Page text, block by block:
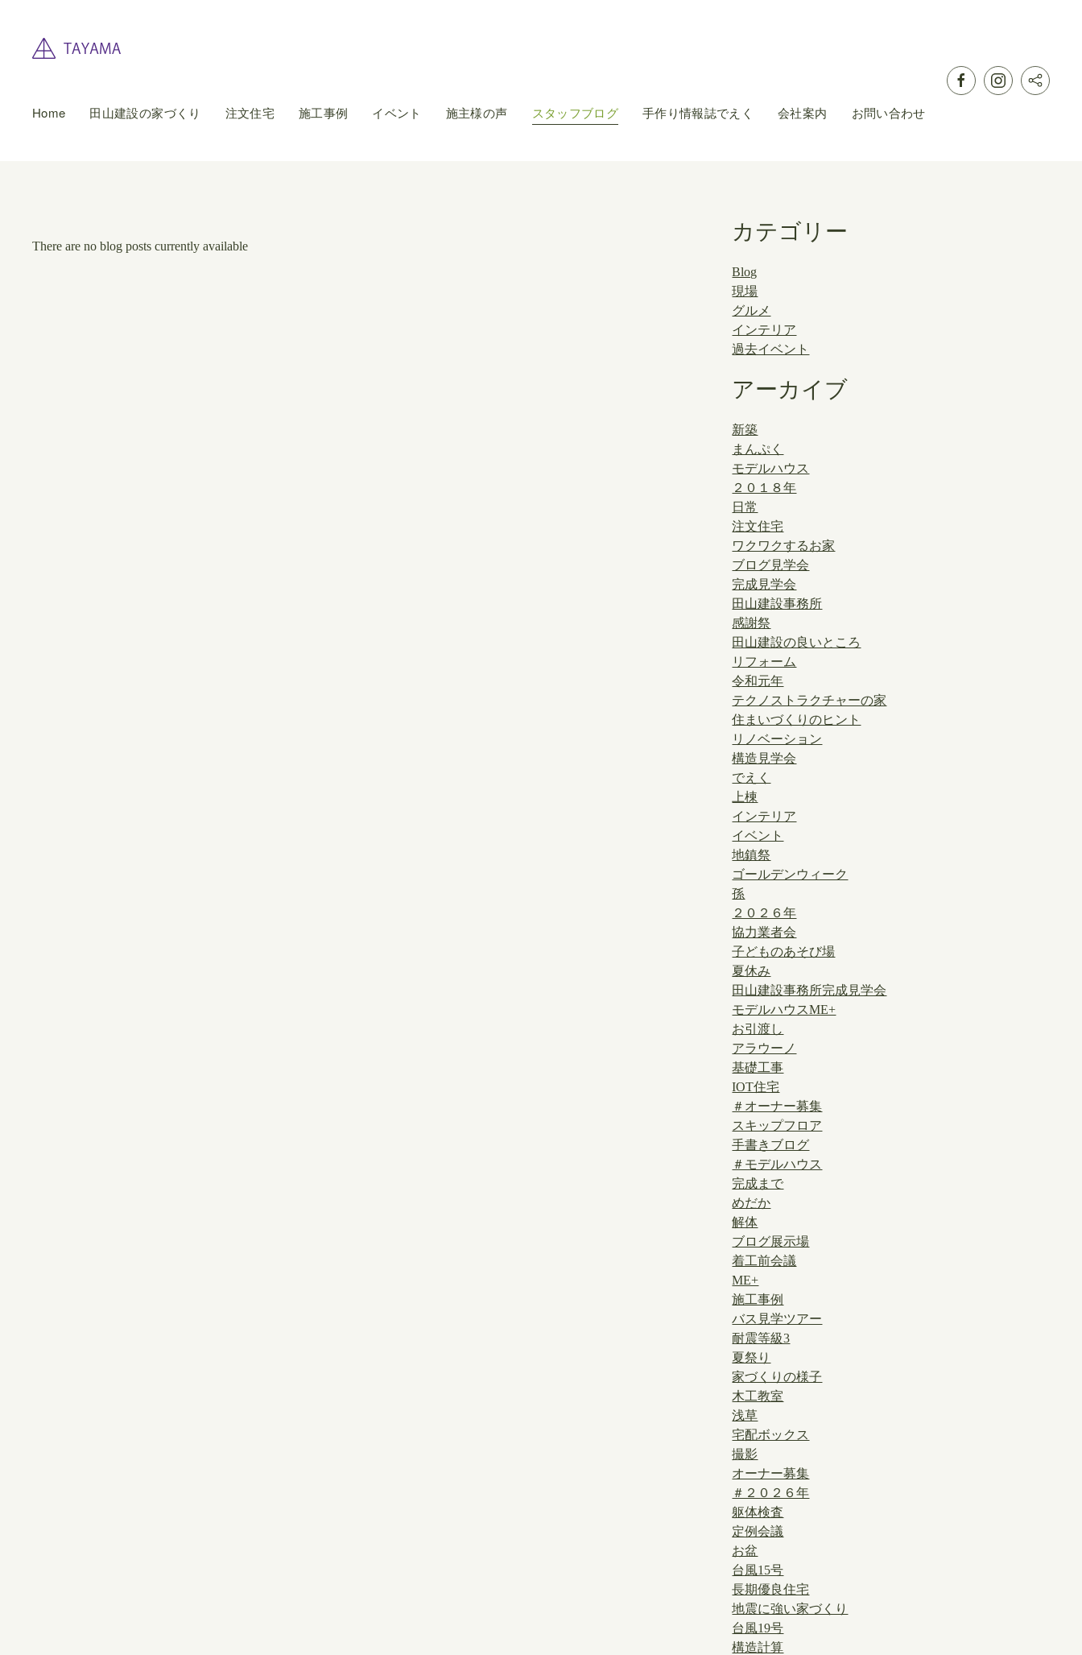
Home 田山建設の家づくり 注文住宅 施工事例 イベント 施主様の声 スタッフブログ 手作り情報誌でえく 会社案内 お問い合わせ
There are no blog posts currently available
カテゴリー
Blog
現場
グルメ
インテリア
過去イベント
アーカイブ
新築
まんぷく
モデルハウス
２０１８年
日常
注文住宅
ワクワクするお家
ブログ見学会
完成見学会
田山建設事務所
感謝祭
田山建設の良いところ
リフォーム
令和元年
テクノストラクチャーの家
住まいづくりのヒント
リノベーション
構造見学会
でえく
上棟
インテリア
イベント
地鎮祭
ゴールデンウィーク
孫
２０２６年
協力業者会
子どものあそび場
夏休み
田山建設事務所完成見学会
モデルハウスME+
お引渡し
アラウーノ
基礎工事
IOT住宅
＃オーナー募集
スキップフロア
手書きブログ
＃モデルハウス
完成まで
めだか
解体
ブログ展示場
着工前会議
ME+
施工事例
バス見学ツアー
耐震等級3
夏祭り
家づくりの様子
木工教室
浅草
宅配ボックス
撮影
オーナー募集
＃２０２６年
躯体検査
定例会議
お盆
台風15号
長期優良住宅
地震に強い家づくり
台風19号
構造計算